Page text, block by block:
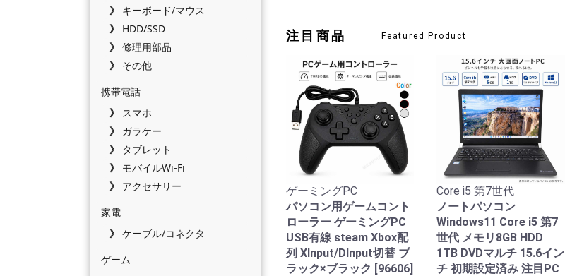
キーボード/マウス
HDD/SSD
修理用部品
その他
携帯電話
スマホ
ガラケー
タブレット
モバイルWi-Fi
アクセサリー
家電
ケーブル/コネクタ
ゲーム
注目商品 Featured Product
ゲーミングPC
パソコン用ゲームコント
ローラー ゲーミングPC
USB有線 steam Xbox配
列 XInput/DInput切替 ブ
ラック×ブラック [96606]
Core i5 第7世代
ノートパソコン
Windows11 Core i5 第7
世代 メモリ8GB HDD
1TB DVDマルチ 15.6イン
チ 初期設定済み 注目PC